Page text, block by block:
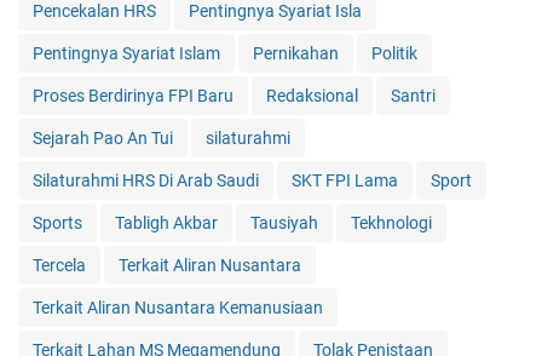
Pencekalan HRS Pentingnya Syariat Isla
Pentingnya Syariat Islam Pernikahan Politik
Proses Berdirinya FPI Baru Redaksional Santri
Sejarah Pao An Tui silaturahmi
Silaturahmi HRS Di Arab Saudi SKT FPI Lama Sport
Sports Tabligh Akbar Tausiyah Tekhnologi
Tercela Terkait Aliran Nusantara
Terkait Aliran Nusantara Kemanusiaan
Terkait Lahan MS Megamendung Tolak Penistaan